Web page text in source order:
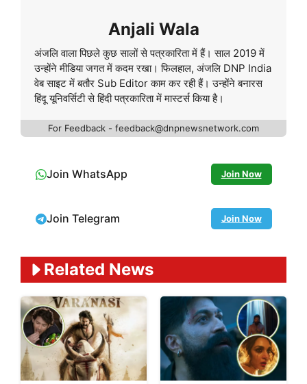
Anjali Wala
अंजलि वाला पिछले कुछ सालों से पत्रकारिता में हैं। साल 2019 में
उन्होंने मीडिया जगत में कदम रखा। फिलहाल, अंजलि DNP India
वेब साइट में बतौर Sub Editor काम कर रही हैं। उन्होंने बनारस
हिंदू यूनिवर्सिटी से हिंदी पत्रकारिता में मास्टर्स किया है।
For Feedback - feedback@dnpnewsnetwork.com
Join WhatsApp Join Now
Join Telegram Join Now
Related News